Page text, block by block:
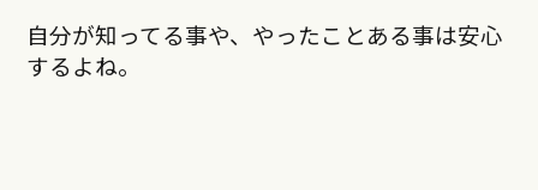
自分が知ってる事や、やったことある事は安心
するよね。